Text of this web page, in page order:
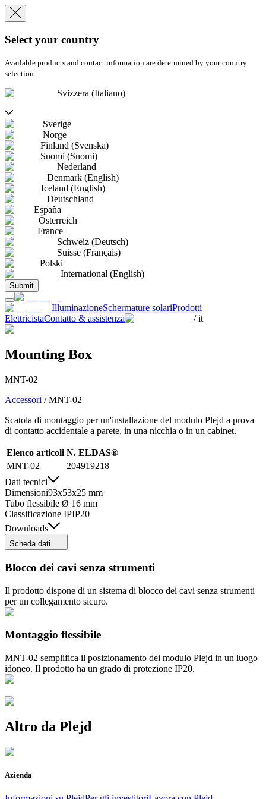
Select your country
Available products and contact information are determined by your country
selection
Svizzera (Italiano)
Sverige
Norge
Finland (Svenska)
Suomi (Suomi)
Nederland
Denmark (English)
Iceland (English)
Deutschland
España
Österreich
France
Schweiz (Deutsch)
Suisse (Français)
Polski
International (English)
Submit
IlluminazioneSchermature solariProdotti
ElettricistaContatto & assistenza /it
Mounting Box
MNT-02
Accessori /MNT-02
Scatola di montaggio per un'installazione del modulo Plejd a prova
di contatto accidentale a parete, in una nicchia o in un cabinet.
Elenco articoli N. ELDAS®
MNT-02
204919218
Dati tecnici
Dimensioni93x53x25 mm
Tubo flessibile Ø 16 mm
Classificazione IPIP20
Downloads
Scheda dati
Blocco dei cavi senza strumenti
Il prodotto dispone di un sistema di blocco dei cavi senza strumenti
per un collegamento sicuro.
Montaggio flessibile
MNT-02 semplifica il posizionamento dei modulo Plejd in un luogo
idoneo. Il prodotto ha un grado di protezione IP20.
Altro da Plejd
Azienda